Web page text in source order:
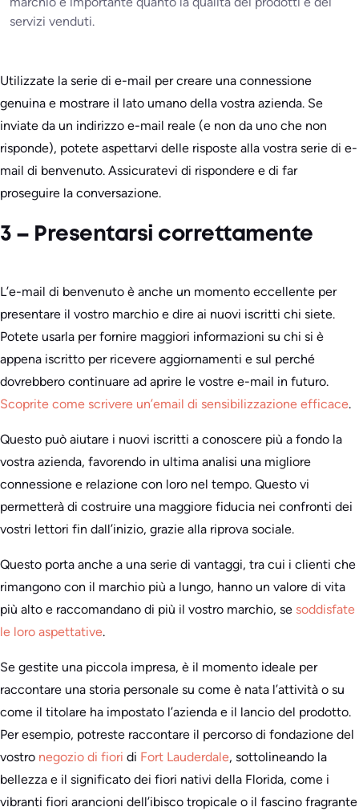
servizi venduti.
Utilizzate la serie di e-mail per creare una connessione
genuina e mostrare il lato umano della vostra azienda. Se
inviate da un indirizzo e-mail reale (e non da uno che non
risponde), potete aspettarvi delle risposte alla vostra serie di e-
mail di benvenuto. Assicuratevi di rispondere e di far
proseguire la conversazione.
3 – Presentarsi correttamente
L’e-mail di benvenuto è anche un momento eccellente per
presentare il vostro marchio e dire ai nuovi iscritti chi siete.
Potete usarla per fornire maggiori informazioni su chi si è
appena iscritto per ricevere aggiornamenti e sul perché
dovrebbero continuare ad aprire le vostre e-mail in futuro.
Scoprite come scrivere un’email di sensibilizzazione efficace.
Questo può aiutare i nuovi iscritti a conoscere più a fondo la
vostra azienda, favorendo in ultima analisi una migliore
connessione e relazione con loro nel tempo. Questo vi
permetterà di costruire una maggiore fiducia nei confronti dei
vostri lettori fin dall’inizio, grazie alla riprova sociale.
Questo porta anche a una serie di vantaggi, tra cui i clienti che
rimangono con il marchio più a lungo, hanno un valore di vita
più alto e raccomandano di più il vostro marchio, se soddisfate
le loro aspettative.
Se gestite una piccola impresa, è il momento ideale per
raccontare una storia personale su come è nata l’attività o su
come il titolare ha impostato l’azienda e il lancio del prodotto.
Per esempio, potreste raccontare il percorso di fondazione del
vostro negozio di fiori di Fort Lauderdale, sottolineando la
bellezza e il significato dei fiori nativi della Florida, come i
vibranti fiori arancioni dell’ibisco tropicale o il fascino fragrante